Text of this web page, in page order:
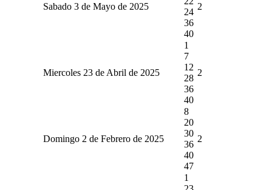
Sabado 3 de Mayo de 2025
24
36
40
2
Miercoles 23 de Abril de 2025
1
7
12
28
36
40
2
Domingo 2 de Febrero de 2025
8
20
30
36
40
47
2
1